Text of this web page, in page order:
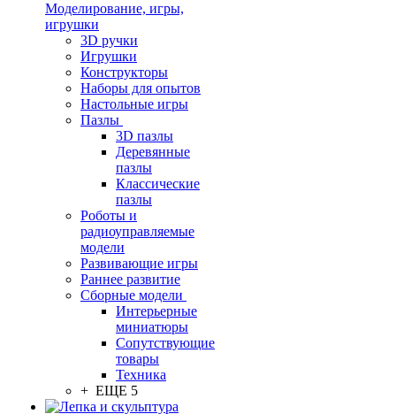
Моделирование, игры,
игрушки
3D ручки
Игрушки
Конструкторы
Наборы для опытов
Настольные игры
Пазлы
3D пазлы
Деревянные
пазлы
Классические
пазлы
Роботы и
радиоуправляемые
модели
Развивающие игры
Раннее развитие
Сборные модели
Интерьерные
миниатюры
Сопутствующие
товары
Техника
+ ЕЩЕ 5